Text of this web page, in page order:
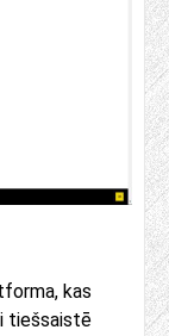
kas
tiešsaistē